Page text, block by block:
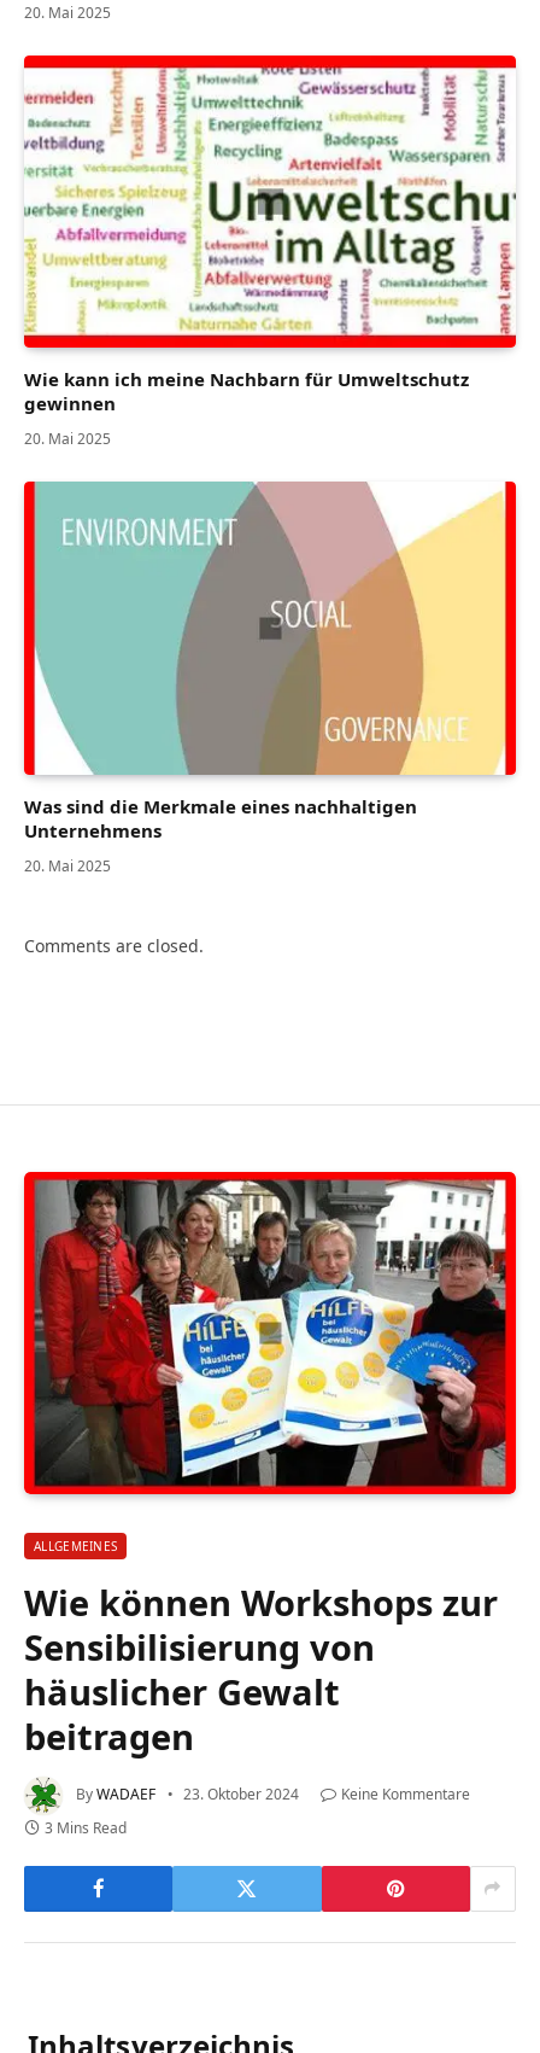
20. Mai 2025
Wie kann ich meine Nachbarn für Umweltschutz
gewinnen
20. Mai 2025
Was sind die Merkmale eines nachhaltigen
Unternehmens
20. Mai 2025
Comments are closed.
ALLGEMEINES
Wie können Workshops zur
Sensibilisierung von
häuslicher Gewalt
beitragen
ByWADAEF 23. Oktober 2024
Keine Kommentare
3 Mins Read